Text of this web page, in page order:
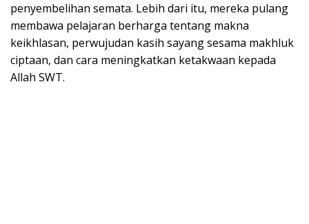
penyembelihan semata. Lebih dari itu, mereka pulang
membawa pelajaran berharga tentang makna
keikhlasan, perwujudan kasih sayang sesama makhluk
ciptaan, dan cara meningkatkan ketakwaan kepada
Allah SWT.